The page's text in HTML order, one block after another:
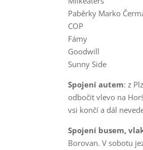
Paběrky Marko
COP
Fámy
Goodwill
Sunny Side
Spojení autem: z
odbočit vlevo na
vsi končí a dál
Spojení busem,
Borovan. V sobotu